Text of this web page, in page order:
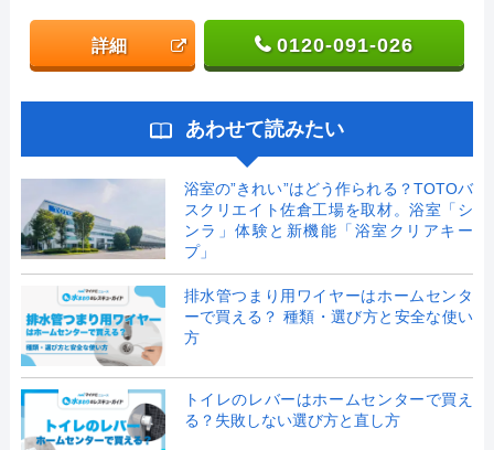
詳細 0120-091-026
あわせて読みたい
浴室の”きれい”はどう作られる？TOTOバ
スクリエイト佐倉工場を取材。浴室「シ
ンラ」体験と新機能「浴室クリアキー
プ」
排水管つまり用ワイヤーはホームセンタ
ーで買える？ 種類・選び方と安全な使い
方
トイレのレバーはホームセンターで買え
る？失敗しない選び方と直し方